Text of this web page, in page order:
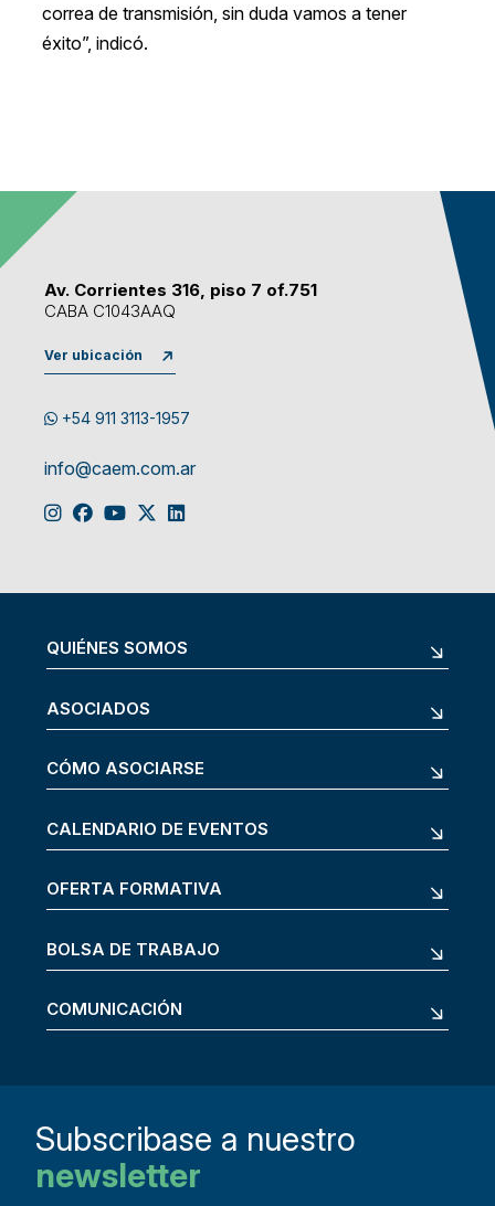
correa de transmisión, sin duda vamos a tener
éxito”, indicó.
Av. Corrientes 316, piso 7 of.751
CABA C1043AAQ
Ver ubicación
+54 911 3113-1957
info@caem.com.ar
QUIÉNES SOMOS
ASOCIADOS
CÓMO ASOCIARSE
CALENDARIO DE EVENTOS
OFERTA FORMATIVA
BOLSA DE TRABAJO
COMUNICACIÓN
Subscribase a nuestro
newsletter